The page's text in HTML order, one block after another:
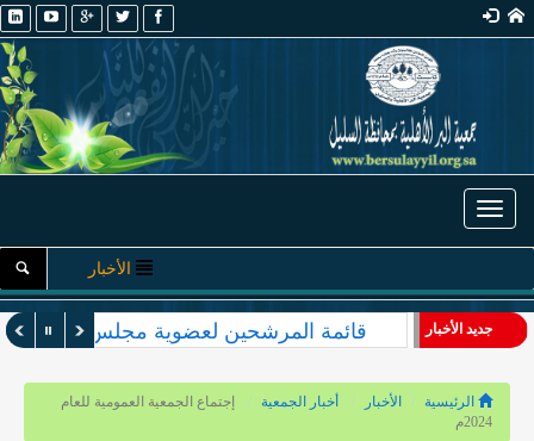
Toggle navigation
الأخبار
جديد الأخبار قائمة المرشحين لعضوية مجلس الإدارة
الرئيسية الأخبار أخبار الجمعية
إجتماع الجمعية العمومية للعام
2024م